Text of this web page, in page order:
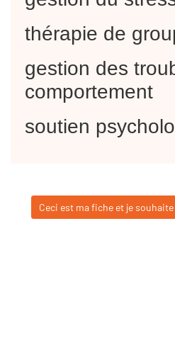
thérapie de
gestion des
comportement
soutien
Ceci est ma fiche et je